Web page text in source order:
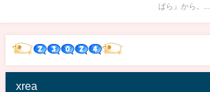
ばら』から。...
xrea